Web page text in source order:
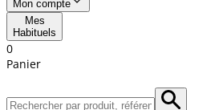
Mon compte
Mes
Habituels
0
Panier